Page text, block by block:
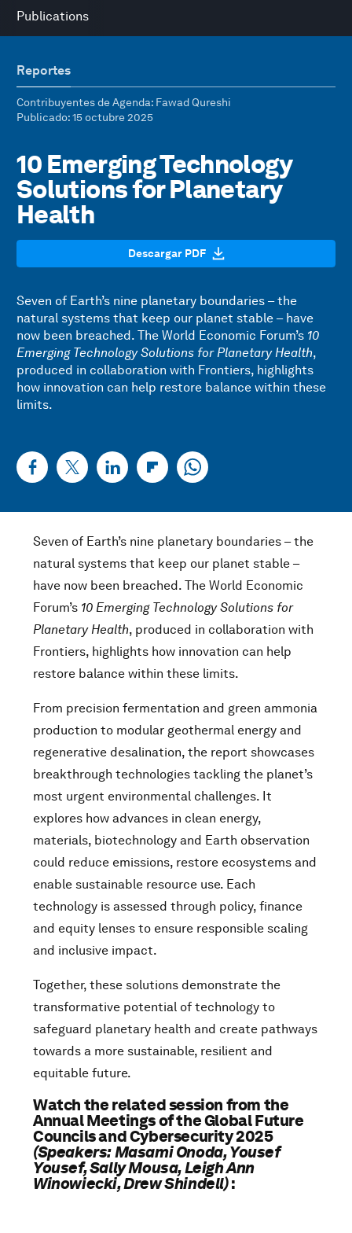
Publications
Reportes
Contribuyentes de Agenda: Fawad Qureshi
Publicado: 15 octubre 2025
10 Emerging Technology
Solutions for Planetary
Health
Descargar PDF
Seven of Earth’s nine planetary boundaries – the
natural systems that keep our planet stable – have
now been breached. The World Economic Forum’s 10
Emerging Technology Solutions for Planetary Health,
produced in collaboration with Frontiers, highlights
how innovation can help restore balance within these
limits.
Seven of Earth’s nine planetary boundaries – the
natural systems that keep our planet stable –
have now been breached. The World Economic
Forum’s 10 Emerging Technology Solutions for
Planetary Health, produced in collaboration with
Frontiers, highlights how innovation can help
restore balance within these limits.
From precision fermentation and green ammonia
production to modular geothermal energy and
regenerative desalination, the report showcases
breakthrough technologies tackling the planet’s
most urgent environmental challenges. It
explores how advances in clean energy,
materials, biotechnology and Earth observation
could reduce emissions, restore ecosystems and
enable sustainable resource use. Each
technology is assessed through policy, finance
and equity lenses to ensure responsible scaling
and inclusive impact.
Together, these solutions demonstrate the
transformative potential of technology to
safeguard planetary health and create pathways
towards a more sustainable, resilient and
equitable future.
Watch the related session from the
Annual Meetings of the Global Future
Councils and Cybersecurity 2025
(Speakers: Masami Onoda, Yousef
Yousef, Sally Mousa, Leigh Ann
Winowiecki, Drew Shindell):